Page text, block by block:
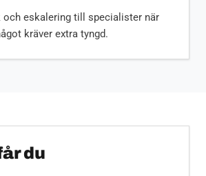
och eskalering till specialister när
kräver extra tyngd.
du